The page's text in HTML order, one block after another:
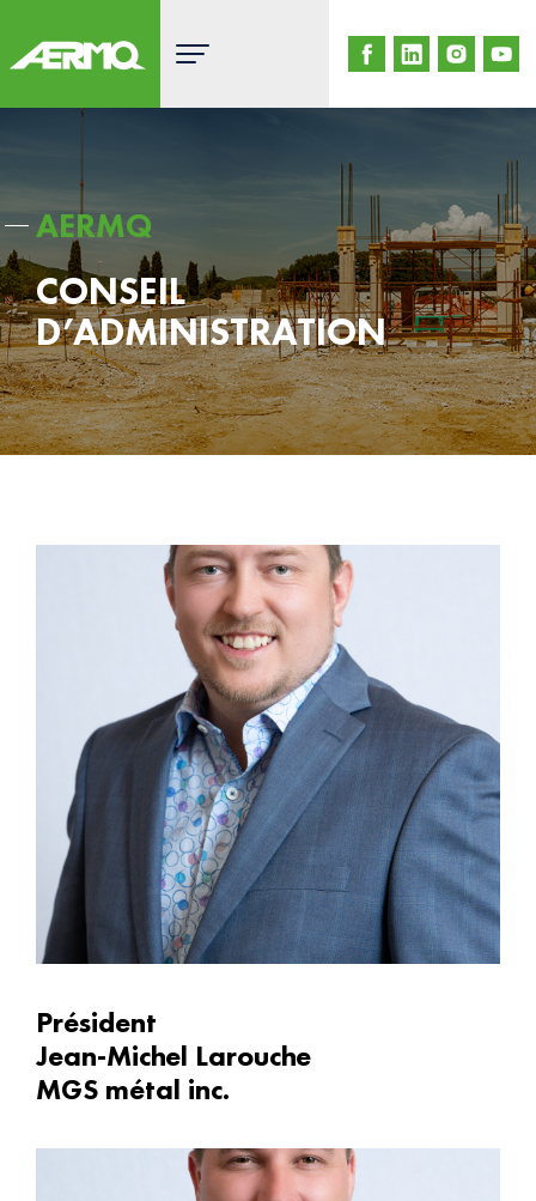
content
AERMQ
CONSEIL
D’ADMINISTRATION
Président
Jean-Michel Larouche
MGS métal inc.